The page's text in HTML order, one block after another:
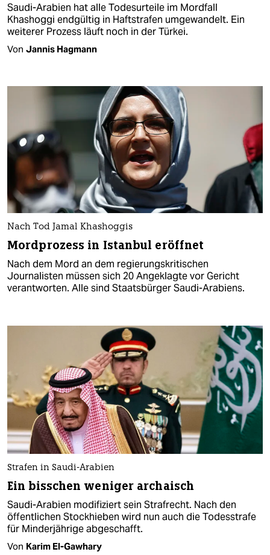
Saudi-Arabien hat alle Todesurteile im Mordfall
Khashoggi endgültig in Haftstrafen umgewandelt. Ein
weiterer Prozess läuft noch in der Türkei.
Von Jannis Hagmann
Nach Tod Jamal Khashoggis
Mordprozess in Istanbul eröffnet
Nach dem Mord an dem regierungskritischen
Journalisten müssen sich 20 Angeklagte vor Gericht
verantworten. Alle sind Staatsbürger Saudi-Arabiens.
Strafen in Saudi-Arabien
Ein bisschen weniger archaisch
Saudi-Arabien modifiziert sein Strafrecht. Nach den
öffentlichen Stockhieben wird nun auch die Todesstrafe
für Minderjährige abgeschafft.
Von Karim El-Gawhary